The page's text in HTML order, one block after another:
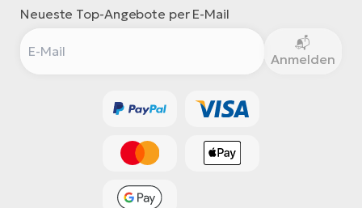
Neueste Top-Angebote per E-Mail
Anmelden